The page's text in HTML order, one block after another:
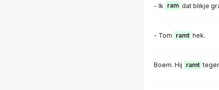
- Ik ram dat blikje
- Tom ramt hek.
Boem. Hij ramt